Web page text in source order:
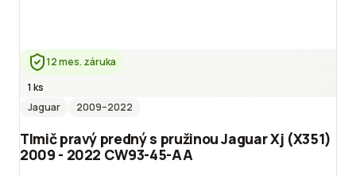
12 mes. záruka
1 ks
Jaguar
2009–2022
Tlmič pravý predný s pružinou Jaguar Xj (X351)
2009 - 2022 CW93-45-AA